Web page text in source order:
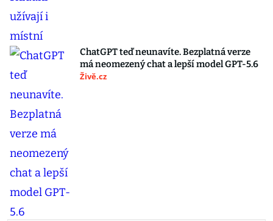
ChatGPT teď neunavíte. Bezplatná verze
má neomezený chat a lepší model GPT-5.6
Živě.cz